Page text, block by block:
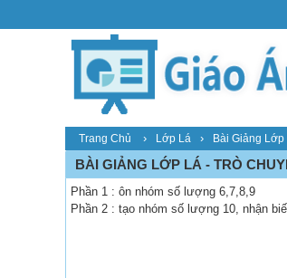
Trang Chủ › Lớp Lá › Bài Giảng Lớp
BÀI GIẢNG LỚP LÁ - TRÒ
Phần 1 : ôn nhóm số lượng 6,7,8,9
Phần 2 : tạo nhóm số lượng 10, nhận